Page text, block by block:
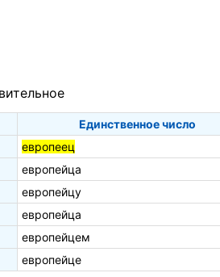
Единственное число
европеец
европейца
европейцу
европейца
европейцем
европейце